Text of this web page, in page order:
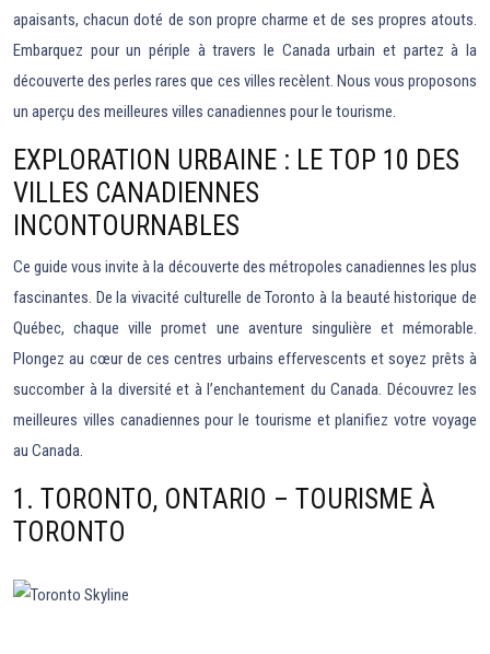
apaisants, chacun doté de son propre charme et de ses propres atouts.
Embarquez pour un périple à travers le Canada urbain et partez à la
découverte des perles rares que ces villes recèlent. Nous vous proposons
un aperçu des meilleures villes canadiennes pour le tourisme.
EXPLORATION URBAINE : LE TOP 10 DES
VILLES CANADIENNES
INCONTOURNABLES
Ce guide vous invite à la découverte des métropoles canadiennes les plus
fascinantes. De la vivacité culturelle de Toronto à la beauté historique de
Québec, chaque ville promet une aventure singulière et mémorable.
Plongez au cœur de ces centres urbains effervescents et soyez prêts à
succomber à la diversité et à l’enchantement du Canada. Découvrez les
meilleures villes canadiennes pour le tourisme et planifiez votre voyage
au Canada.
1. TORONTO, ONTARIO – TOURISME À
TORONTO